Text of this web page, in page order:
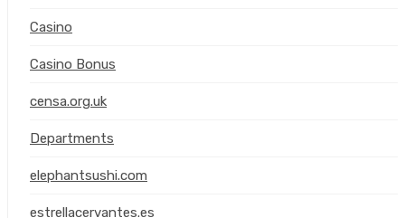
Casino
Casino Bonus
censa.org.uk
Departments
elephantsushi.com
estrellacervantes.es